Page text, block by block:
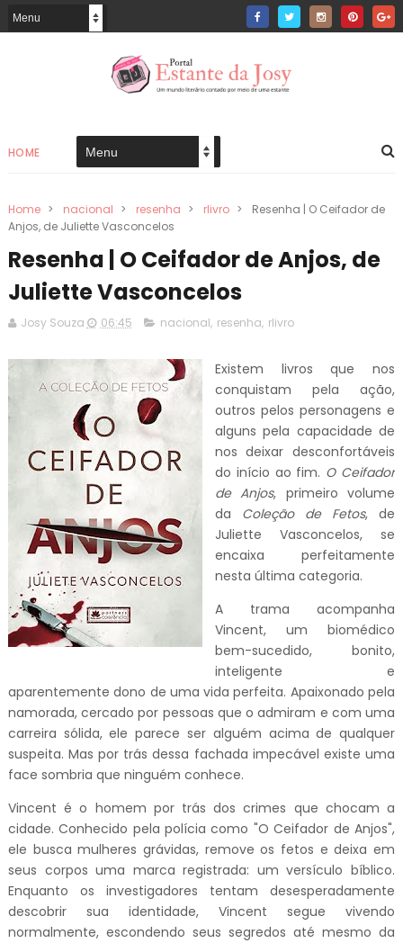
HOME
Home > nacional > resenha > rlivro >
Resenha | O Ceifador de
Anjos, de Juliette Vasconcelos
Resenha | O Ceifador de Anjos, de
Juliette Vasconcelos
Josy Souza 06:45 nacional, resenha, rlivro
Existem livros que nos
conquistam pela ação,
outros pelos personagens e
alguns pela capacidade de
nos deixar desconfortáveis
do início ao fim. O Ceifador
de Anjos, primeiro volume
da Coleção de Fetos, de
Juliette Vasconcelos, se
encaixa perfeitamente
nesta última categoria.
A trama acompanha
Vincent, um biomédico
bem-sucedido, bonito,
inteligente e
aparentemente dono de uma vida perfeita. Apaixonado pela
namorada, cercado por pessoas que o admiram e com uma
carreira sólida, ele parece ser alguém acima de qualquer
suspeita. Mas por trás dessa fachada impecável existe uma
face sombria que ninguém conhece.
Vincent é o homem por trás dos crimes que chocam a
cidade. Conhecido pela polícia como "O Ceifador de Anjos",
ele busca mulheres grávidas, remove os fetos e deixa em
seus corpos uma marca registrada: um versículo bíblico.
Enquanto os investigadores tentam desesperadamente
descobrir sua identidade, Vincent segue vivendo
normalmente, escondendo seus segredos até mesmo da